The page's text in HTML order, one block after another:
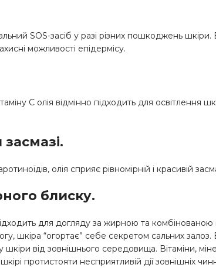
SOS-засіб у разі різних пошкоджень
можливості епідермісу.
С олія відмінно підходить для
олія сприяє рівномірній і красивій
блиску.
для догляду за жирною та
шкіра “огортає” себе секретом сальних
шкіри від зовнішнього середовища. Вітаміни,
протистояти несприятливій дії зовнішніх